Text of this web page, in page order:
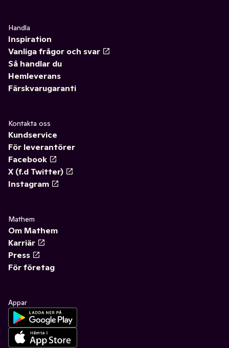
Handla
Inspiration
Vanliga frågor och svar
Så handlar du
Hemleverans
Färskvarugaranti
Kontakta oss
Kundservice
För leverantörer
Facebook
X (f.d Twitter)
Instagram
Mathem
Om Mathem
Karriär
Press
För företag
Appar